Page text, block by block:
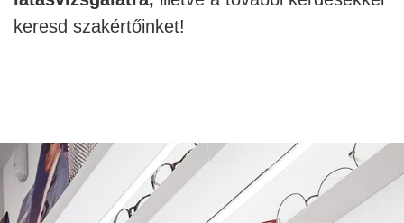
keresd szakértőinket!